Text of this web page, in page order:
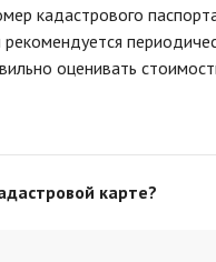
кадастрового
оценивать
карте?